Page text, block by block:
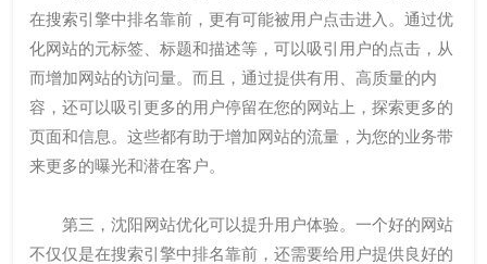
在搜索引擎中排名靠前，更有可能被用户点击进入。通过优
化网站的元标签、标题和描述等，可以吸引用户的点击，从
而增加网站的访问量。而且，通过提供有用、高质量的内
容，还可以吸引更多的用户停留在您的网站上，探索更多的
页面和信息。这些都有助于增加网站的流量，为您的业务带
来更多的曝光和潜在客户。
第三，沈阳网站优化可以提升用户体验。一个好的网站
不仅仅是在搜索引擎中排名靠前，还需要给用户提供良好的